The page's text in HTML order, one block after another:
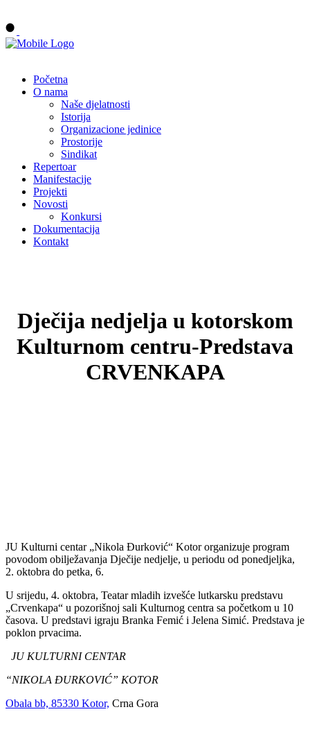
Početna
O nama
Naše djelatnosti
Istorija
Organizacione jedinice
Prostorije
Sindikat
Repertoar
Manifestacije
Projekti
Novosti
Konkursi
Dokumentacija
Kontakt
Dječija nedjelja u kotorskom
Kulturnom centru-Predstava
CRVENKAPA
JU Kulturni centar „Nikola Đurković“ Kotor organizuje program
povodom obilježavanja Dječije nedjelje, u periodu od ponedjeljka,
2. oktobra do petka, 6.
U srijedu, 4. oktobra, Teatar mladih izvešće lutkarsku predstavu
„Crvenkapa“ u pozorišnoj sali Kulturnog centra sa početkom u 10
časova. U predstavi igraju Branka Femić i Jelena Simić. Predstava je
poklon prvacima.
JU KULTURNI CENTAR
“NIKOLA ĐURKOVIĆ” KOTOR
Obala bb, 85330 Kotor, Crna Gora